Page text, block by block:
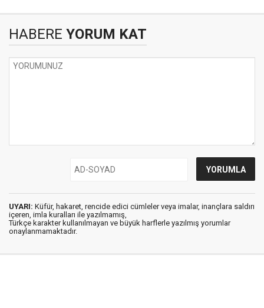
HABERE YORUM KAT
UYARI: Küfür, hakaret, rencide edici cümleler veya imalar, inançlara saldırı
içeren, imla kuralları ile yazılmamış,
Türkçe karakter kullanılmayan ve büyük harflerle yazılmış yorumlar
onaylanmamaktadır.